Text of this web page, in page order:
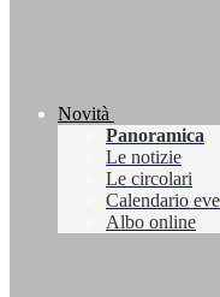
Novità
Panoramica
Le notizie
Le circolari
Calendario
Albo online